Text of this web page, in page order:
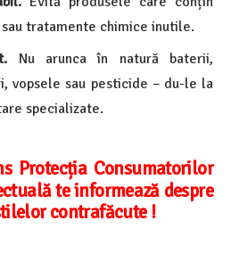
tratamente chimice inutile.
Nu arunca în natură baterii,
vopsele sau pesticide – du-le la
specializate.
Protecția Consumatorilor
te informează despre
contrafăcute !